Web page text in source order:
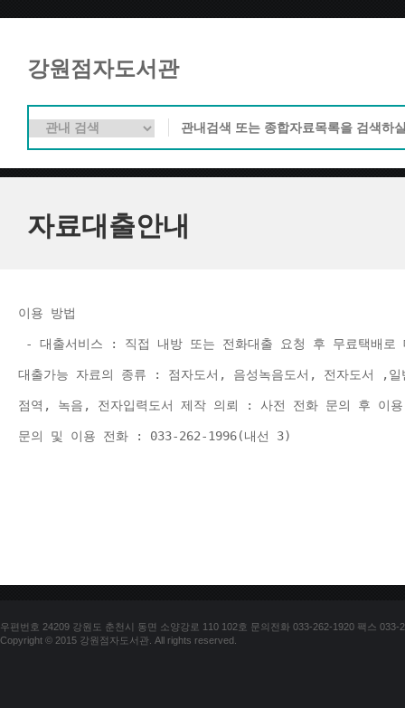
강원점자도서관
자료대출안내
이용 방법
- 대출서비스 : 직접 내방 또는 전화대출 요청 후 무료택배
대출가능 자료의 종류 : 점자도서, 음성녹음도서, 전자도서 ,
점역, 녹음, 전자입력도서 제작 의뢰 : 사전 전화 문의 후 이
문의 및 이용 전화 : 033-262-1996(내선 3)
우편번호 24209 강원도 춘천시 동면 소양강로 110 102호 문의전화 033-262-1920 팩스 033-
Copyright © 2015 강원점자도서관. All rights reserved.